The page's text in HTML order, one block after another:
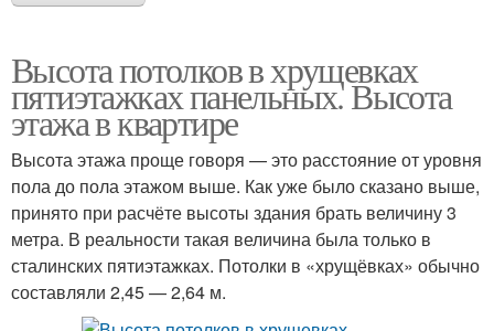
Высота потолков в хрущевках
пятиэтажках панельных. Высота
этажа в квартире
Высота этажа проще говоря — это расстояние от уровня
пола до пола этажом выше. Как уже было сказано выше,
принято при расчёте высоты здания брать величину 3
метра. В реальности такая величина была только в
сталинских пятиэтажках. Потолки в «хрущёвках» обычно
составляли 2,45 — 2,64 м.